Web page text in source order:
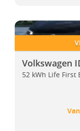
Volkswagen ID.Polo
Volkswagen
Volkswagen
52 kWh Life First